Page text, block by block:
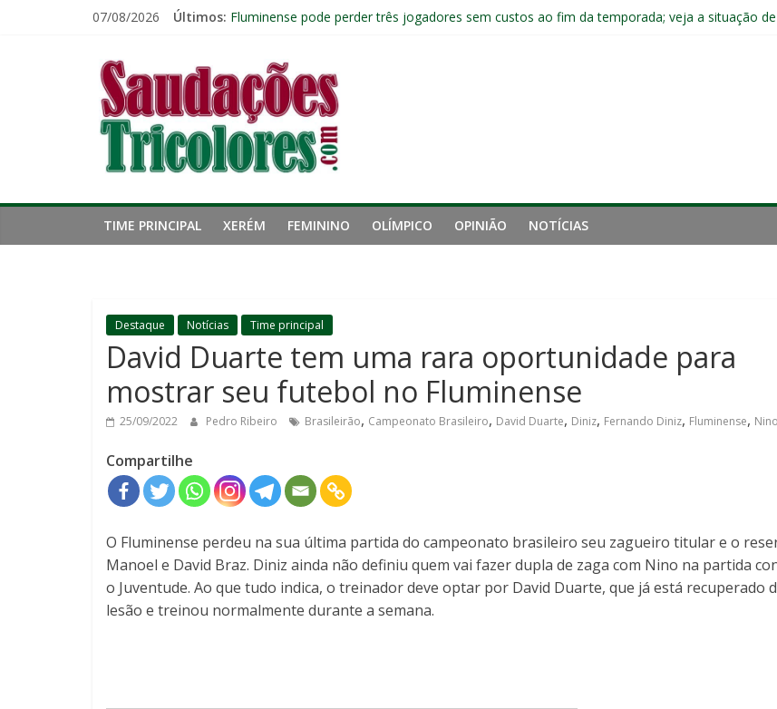
07/08/2026 Últimos: Fluminense pode perder três jogadores sem custos ao fim da temporada; veja a situação
Kauã Elias desperta interesse de gigantes da Inglaterra; Fluminense possui 10% dos direitos
Ventania no Rio: Fluminense vai fechar sede de Laranjeiras a partir das 12h desta sexta
Saudações
Tricolores
TIME PRINCIPAL XERÉM FEMININO OLÍMPICO OPINIÃO NOTÍCIAS
Destaque Notícias Time principal
David Duarte tem uma rara oportunidade para
mostrar seu futebol no Fluminense
25/09/2022 Pedro Ribeiro Brasileirão, Campeonato Brasileiro, David Duarte, Diniz, Fernando Diniz, Fluminense, Nino
Compartilhe
O Fluminense perdeu na sua última partida do campeonato brasileiro seu zagueiro titular e o
Manoel e David Braz. Diniz ainda não definiu quem vai fazer dupla de zaga com Nino na partida
o Juventude. Ao que tudo indica, o treinador deve optar por David Duarte, que já está recuperado
lesão e treinou normalmente durante a semana.